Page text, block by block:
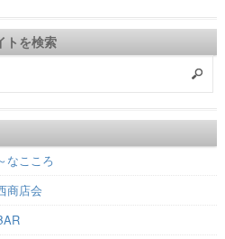
トを検索
なこころ
商店会